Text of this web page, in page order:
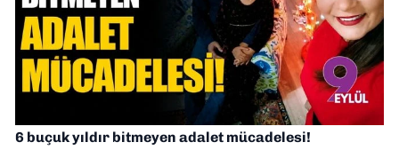
6 buçuk yıldır bitmeyen adalet mücadelesi!